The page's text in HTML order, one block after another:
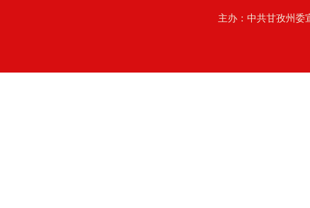
主办：中共甘孜州